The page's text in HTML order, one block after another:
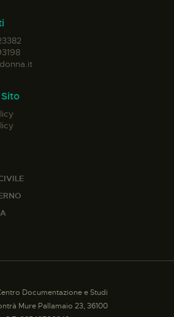
Documentazione e Studi
Mure Pallamaio 23, 36100